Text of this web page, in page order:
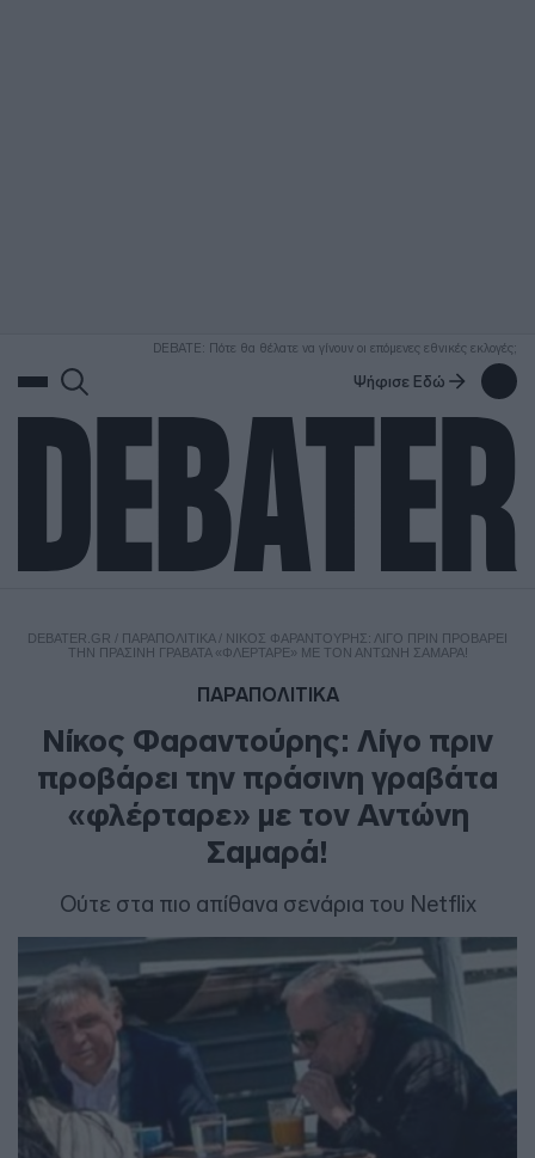
DEBATE: Πότε θα θέλατε να γίνουν οι επόμενες εθνικές εκλογές;
Ψήφισε Εδώ
DEBATER.GR / ΠΑΡΑΠΟΛΙΤΙΚΑ/ ΝΊΚΟΣ ΦΑΡΑΝΤΟΎΡΗΣ: ΛΊΓΟ ΠΡΙΝ ΠΡΟΒΆΡΕΙ
ΤΗΝ ΠΡΆΣΙΝΗ ΓΡΑΒΆΤΑ «ΦΛΈΡΤΑΡΕ» ΜΕ ΤΟΝ ΑΝΤΏΝΗ ΣΑΜΑΡΆ!
ΠΑΡΑΠΟΛΙΤΙΚΑ
Νίκος Φαραντούρης: Λίγο πριν
προβάρει την πράσινη γραβάτα
«φλέρταρε» με τον Αντώνη
Σαμαρά!
Ούτε στα πιο απίθανα σενάρια του Netflix